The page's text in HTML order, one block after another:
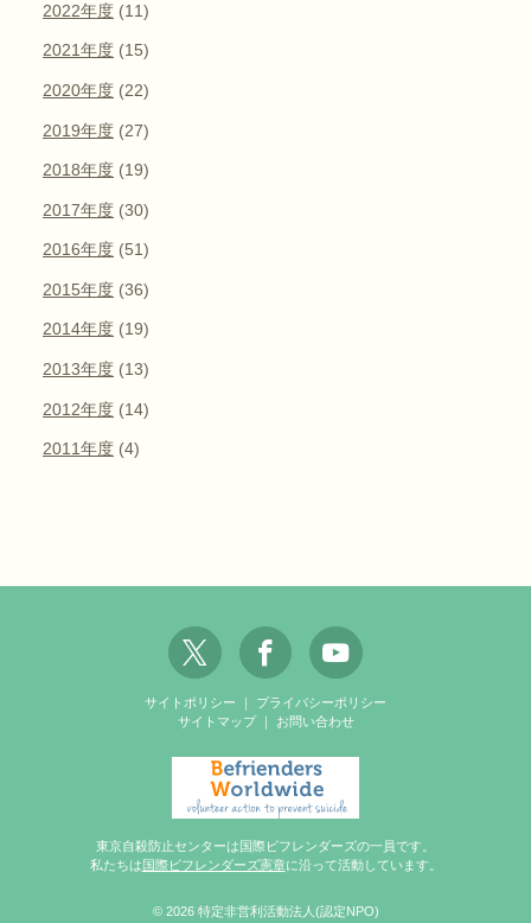
2022年度 (11)
2021年度 (15)
2020年度 (22)
2019年度 (27)
2018年度 (19)
2017年度 (30)
2016年度 (51)
2015年度 (36)
2014年度 (19)
2013年度 (13)
2012年度 (14)
2011年度 (4)
サイトポリシー ｜ プライバシーポリシー
サイトマップ｜ お問い合わせ
東京自殺防止センターは国際ビフレンダーズの一員です。
私たちは 国際ビフレンダーズ憲章に沿って活動しています。
© 2026 特定非営利活動法人(認定NPO)